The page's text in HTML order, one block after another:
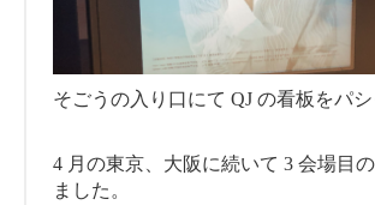
そごうの入り口にて QJ の看板をパ
4 月の東京、大阪に続いて 3 会場目
ました。